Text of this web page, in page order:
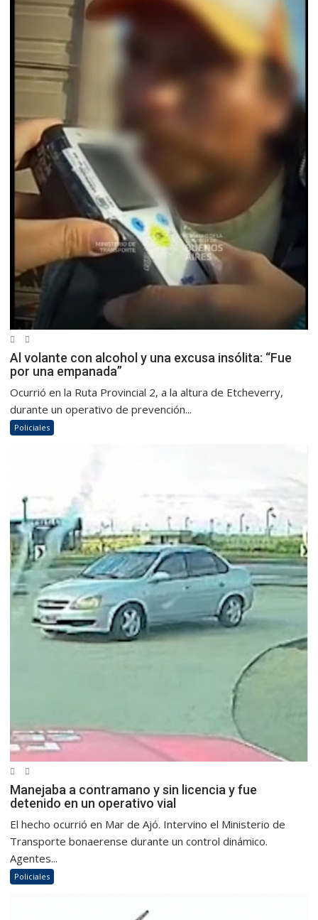
Al volante con alcohol y una excusa insólita: “Fue
por una empanada”
Ocurrió en la Ruta Provincial 2, a la altura de Etcheverry,
durante un operativo de prevención...
Policiales
Manejaba a contramano y sin licencia y fue
detenido en un operativo vial
El hecho ocurrió en Mar de Ajó. Intervino el Ministerio de
Transporte bonaerense durante un control dinámico.
Agentes...
Policiales